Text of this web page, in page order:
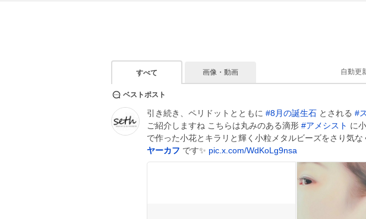
すべて 画像・動画 自動更
ベストポスト
引き続き、ペリドットとともに #8月の誕生石 とされる #
ご紹介しますね こちらは丸みのある滴形 #アメシスト に
で作った小花とキラリと輝く小粒メタルビーズをさり気
ヤーカフ です✨ pic.x.com/WdKoLg9nsa